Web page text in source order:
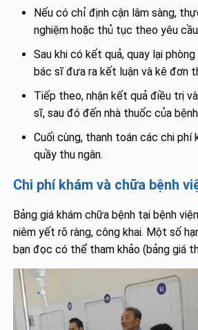
Nếu có chỉ định cận lâm sàng,
nghiệm hoặc thủ tục theo yêu
Sau khi có kết quả, quay lại
bác sĩ đưa ra kết luận và kê đơn
Tiếp theo, nhận kết quả điều trị
sĩ, sau đó đến nhà thuốc của
Cuối cùng, thanh toán các chi phí
quầy thu ngân.
Chi phí khám và chữa bệnh
Bảng giá khám chữa bệnh tại bệnh
niêm yết rõ ràng, công khai. Một số
bạn đọc có thể tham khảo (bảng giá